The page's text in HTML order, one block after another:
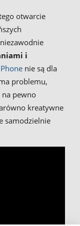
otwarcie
i
nie są dla
problemu,
na pewno
kreatywne
samodzielnie